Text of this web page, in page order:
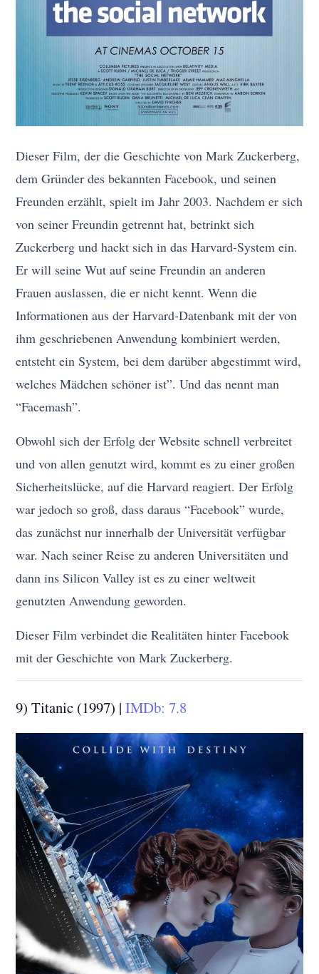
Dieser Film, der die Geschichte von Mark Zuckerberg,
dem Gründer des bekannten Facebook, und seinen
Freunden erzählt, spielt im Jahr 2003. Nachdem er sich
von seiner Freundin getrennt hat, betrinkt sich
Zuckerberg und hackt sich in das Harvard-System ein.
Er will seine Wut auf seine Freundin an anderen
Frauen auslassen, die er nicht kennt. Wenn die
Informationen aus der Harvard-Datenbank mit der von
ihm geschriebenen Anwendung kombiniert werden,
entsteht ein System, bei dem darüber abgestimmt wird,
welches Mädchen schöner ist”. Und das nennt man
“Facemash”.
Obwohl sich der Erfolg der Website schnell verbreitet
und von allen genutzt wird, kommt es zu einer großen
Sicherheitslücke, auf die Harvard reagiert. Der Erfolg
war jedoch so groß, dass daraus “Facebook” wurde,
das zunächst nur innerhalb der Universität verfügbar
war. Nach seiner Reise zu anderen Universitäten und
dann ins Silicon Valley ist es zu einer weltweit
genutzten Anwendung geworden.
Dieser Film verbindet die Realitäten hinter Facebook
mit der Geschichte von Mark Zuckerberg.
9) Titanic (1997) |IMDb: 7.8